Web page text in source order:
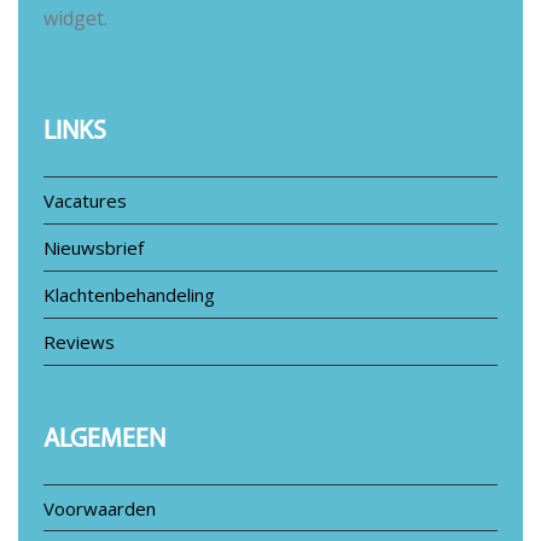
widget.
LINKS
Vacatures
Nieuwsbrief
Klachtenbehandeling
Reviews
ALGEMEEN
Voorwaarden